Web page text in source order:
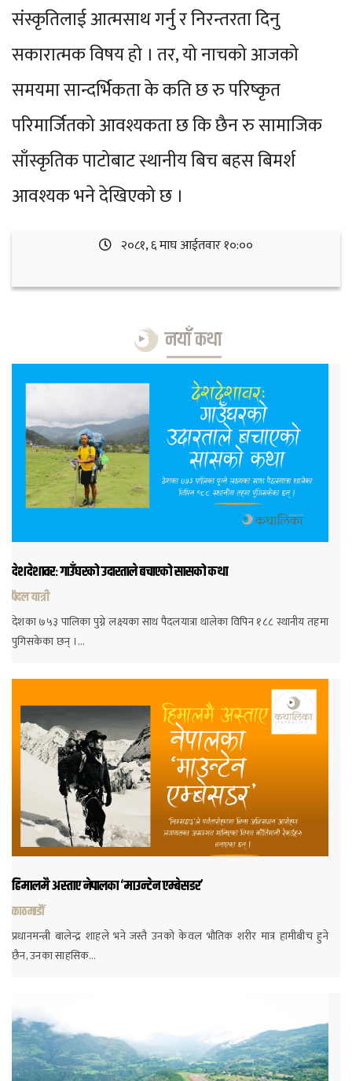
संस्कृतिलाई आत्मसाथ गर्नु र निरन्तरता दिनु
सकारात्मक विषय हो । तर, यो नाचको आजको
समयमा सान्दर्भिकता के कति छ रु परिष्कृत
परिमार्जितको आवश्यकता छ कि छैन रु सामाजिक
साँस्कृतिक पाटोबाट स्थानीय बिच बहस बिमर्श
आवश्यक भने देखिएको छ ।
२०८१, ६ माघ आईतवार १०:००
नयाँ कथा
देशदेशावरः गाउँघरको उदारताले बचाएको सासको कथा
पैदल यात्री
देशका ७५३ पालिका पुग्ने लक्ष्यका साथ पैदलयात्रा थालेका विपिन १८८ स्थानीय तहमा
पुगिसकेका छन् ।…
हिमालमै अस्ताए नेपालका ‘माउन्टेन एम्बेसडर’
काठमाडौं
प्रधानमन्त्री बालेन्द्र शाहले भने जस्तै उनको केवल भौतिक शरीर मात्र हामीबीच हुने
छैन, उनका साहसिक…